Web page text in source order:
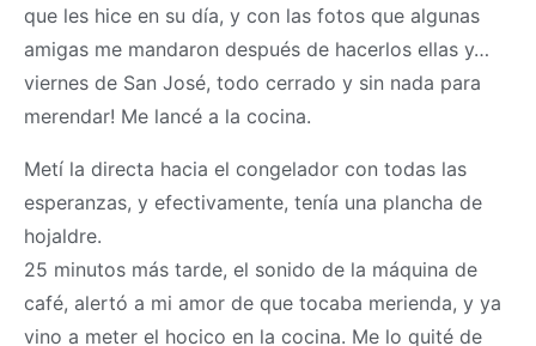
que les hice en su día, y con las fotos que algunas
amigas me mandaron después de hacerlos ellas y…
viernes de San José, todo cerrado y sin nada para
merendar! Me lancé a la cocina.
Metí la directa hacia el congelador con todas las
esperanzas, y efectivamente, tenía una plancha de
hojaldre.
25 minutos más tarde, el sonido de la máquina de
café, alertó a mi amor de que tocaba merienda, y ya
vino a meter el hocico en la cocina. Me lo quité de